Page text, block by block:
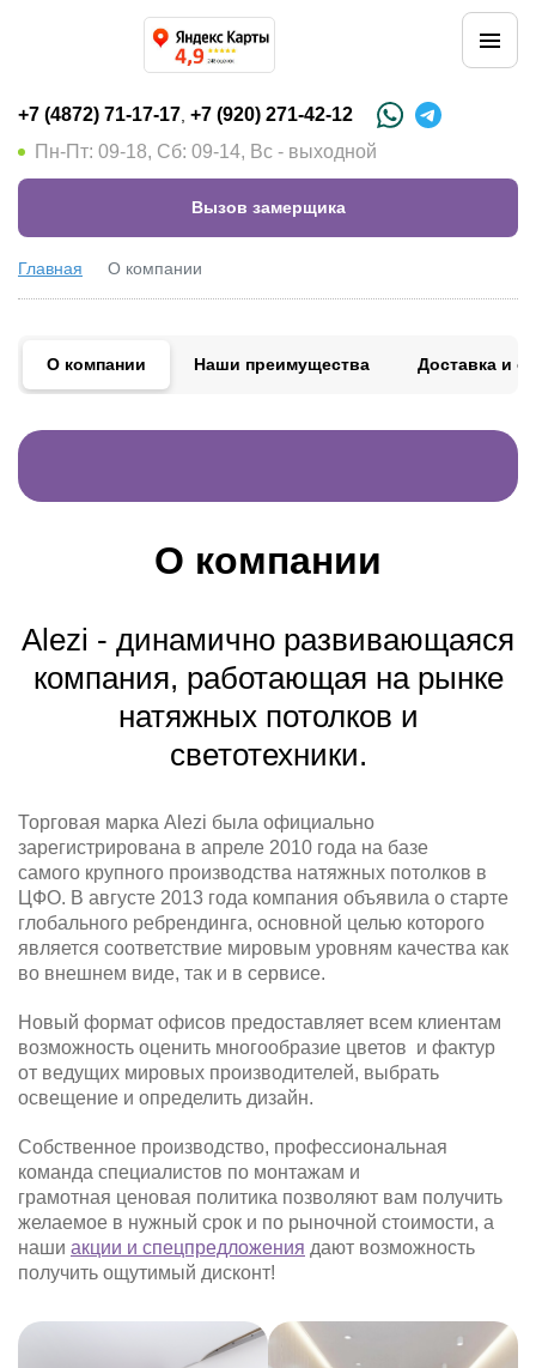
+7 (4872) 71-17-17 +7 (920) 271-42-12
Пн-Пт: 09-18, Сб: 09-14, Вс - выходной
Вызов замерщика
Главная О компании
О компании Наши преимущества Доставка и
О компании
Alezi - динамично развивающаяся
компания, работающая на рынке
натяжных потолков и
светотехники.
Торговая марка Alezi была официально
зарегистрирована в апреле 2010 года на базе
самого крупного производства натяжных потолков в
ЦФО. В августе 2013 года компания объявила о старте
глобального ребрендинга, основной целью которого
является соответствие мировым уровням качества как
во внешнем виде, так и в сервисе.
Новый формат офисов предоставляет всем клиентам
возможность оценить многообразие цветов и фактур
от ведущих мировых производителей, выбрать
освещение и определить дизайн.
Собственное производство, профессиональная
команда специалистов по монтажам и
грамотная ценовая политика позволяют вам получить
желаемое в нужный срок и по рыночной стоимости, а
наши акции и спецпредложения дают возможность
получить ощутимый дисконт!